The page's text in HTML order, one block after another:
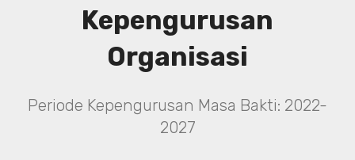
Kepengurusan
Organisasi
Periode Kepengurusan Masa Bakti: 2022-
2027